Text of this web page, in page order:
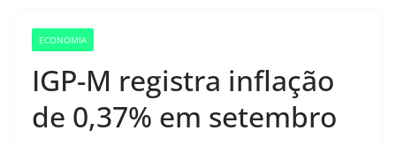
ECONOMIA
IGP-M registra inflação
de 0,37% em setembro